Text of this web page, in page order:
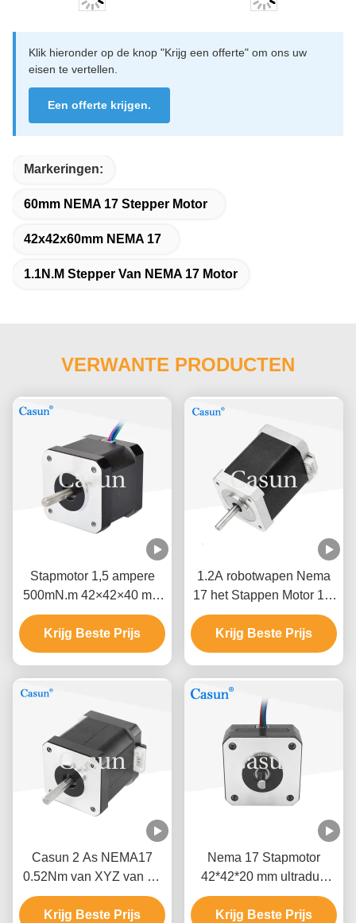
Klik hieronder op de knop "Krijg een offerte" om ons uw
eisen te vertellen.
Een offerte krijgen.
Markeringen:
60mm NEMA 17 Stepper Motor
42x42x60mm NEMA 17
1.1N.M Stepper Van NEMA 17 Motor
VERWANTE PRODUCTEN
Stapmotor 1,5 ampere
500mN.m 42×42×40 mm
NEMA 17 met ISO CE
Krijg Beste Prijs
1.2A robotwapen Nema
17 het Stappen Motor 1,8
Graad 2 fase Hoge
Precisie
Krijg Beste Prijs
Casun 2 As NEMA17
0.52Nm van XYZ van de
fase de Stappende Motor
Krijg Beste Prijs
Nema 17 Stapmotor
42*42*20 mm ultradun
lichaam 1.0A 130mN.m
voor medische
Krijg Beste Prijs